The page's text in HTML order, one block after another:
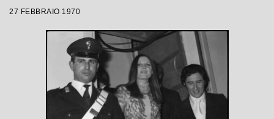
27 FEBBRAIO 1970